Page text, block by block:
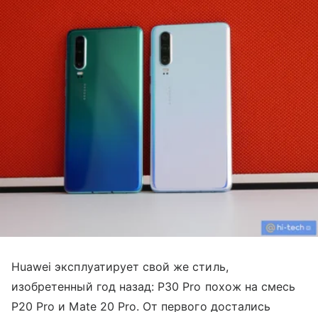
Huawei эксплуатирует свой же стиль,
изобретенный год назад: P30 Pro похож на смесь
P20 Pro и Mate 20 Pro. От первого достались